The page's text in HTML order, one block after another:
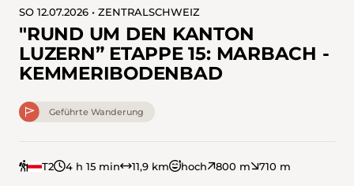
SO 12.07.2026 • ZENTRALSCHWEIZ
"RUND UM DEN KANTON
LUZERN” ETAPPE 15: MARBACH -
KEMMERIBODENBAD
Geführte Wanderung
T2 4 h 15 min 11,9 km hoch 800 m 710 m